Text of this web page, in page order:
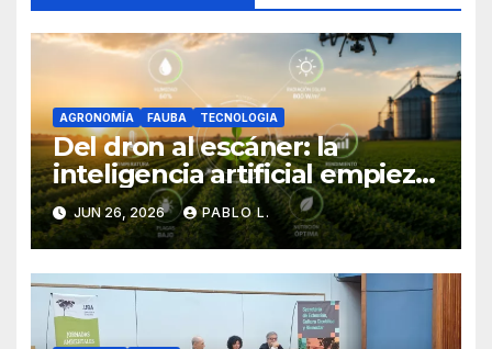
AGRONOMÍA FAUBA TECNOLOGIA
Del dron al escáner: la
inteligencia artificial empieza
a cambiar la forma de
producir en el campo
JUN 26, 2026 PABLO L.